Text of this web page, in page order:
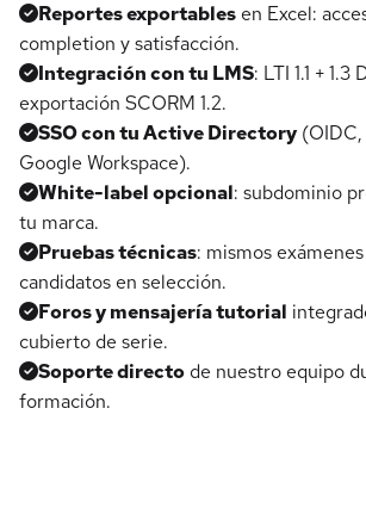
Reportes exportables en Excel:
completion y satisfacción.
Integración con tu LMS: LTI 1.1 +
exportación SCORM 1.2.
SSO con tu Active Directory
Google Workspace).
White-label opcional: subdominio
tu marca.
Pruebas técnicas: mismos
candidatos en selección.
Foros y mensajería tutorial
cubierto de serie.
Soporte directo de nuestro equipo
formación.